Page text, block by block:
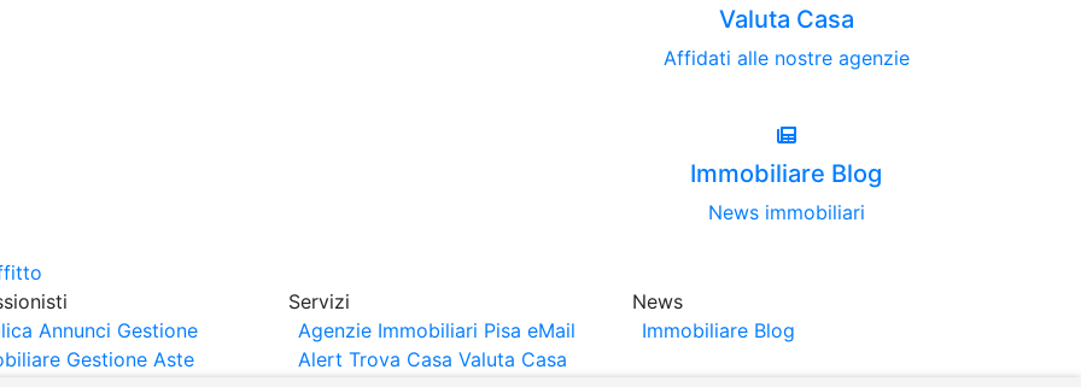
Valuta Casa
Affidati alle nostre agenzie
Immobiliare Blog
News immobiliari
Annunci Gestione
Gestione Aste
Servizi
Agenzie Immobiliari Pisa eMail
Alert Trova Casa Valuta Casa
News
Immobiliare Blog